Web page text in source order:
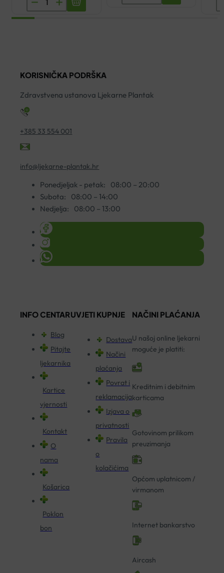
LENISAL
količina
JUNIOR
KORISNIČKA PODRŠKA
Zdravstvena ustanova Ljekarne Plantak
+385 33 554 001
info@ljekarne-plantak.hr
Ponedjeljak - petak:
08:00 – 20:00
Subota:
08:00 – 14:00
Nedjelja:
08:00 – 13:00
INFO CENTAR
Blog
Pitajte
ljekarnika
Kartice
vjernosti
Kontakt
O
nama
Košarica
Poklon
bon
UVJETI KUPNJE
Dostava
Načini
plaćanja
Povrat i
reklamacija
Izjava o
privatnosti
Pravila
o
kolačićima
NAČINI PLAĆANJA
U našoj online ljekarni
moguće je platiti:
Kreditnim i debitnim
karticama
Gotovinom prilikom
preuzimanja
Općom uplatnicom /
virmanom
Internet bankarstvo
Aircash